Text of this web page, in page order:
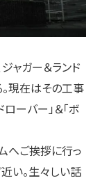
ャガー＆ランド
現在はその工事
ーバー」＆「ボ
へご挨拶に行っ
い。生々しい話